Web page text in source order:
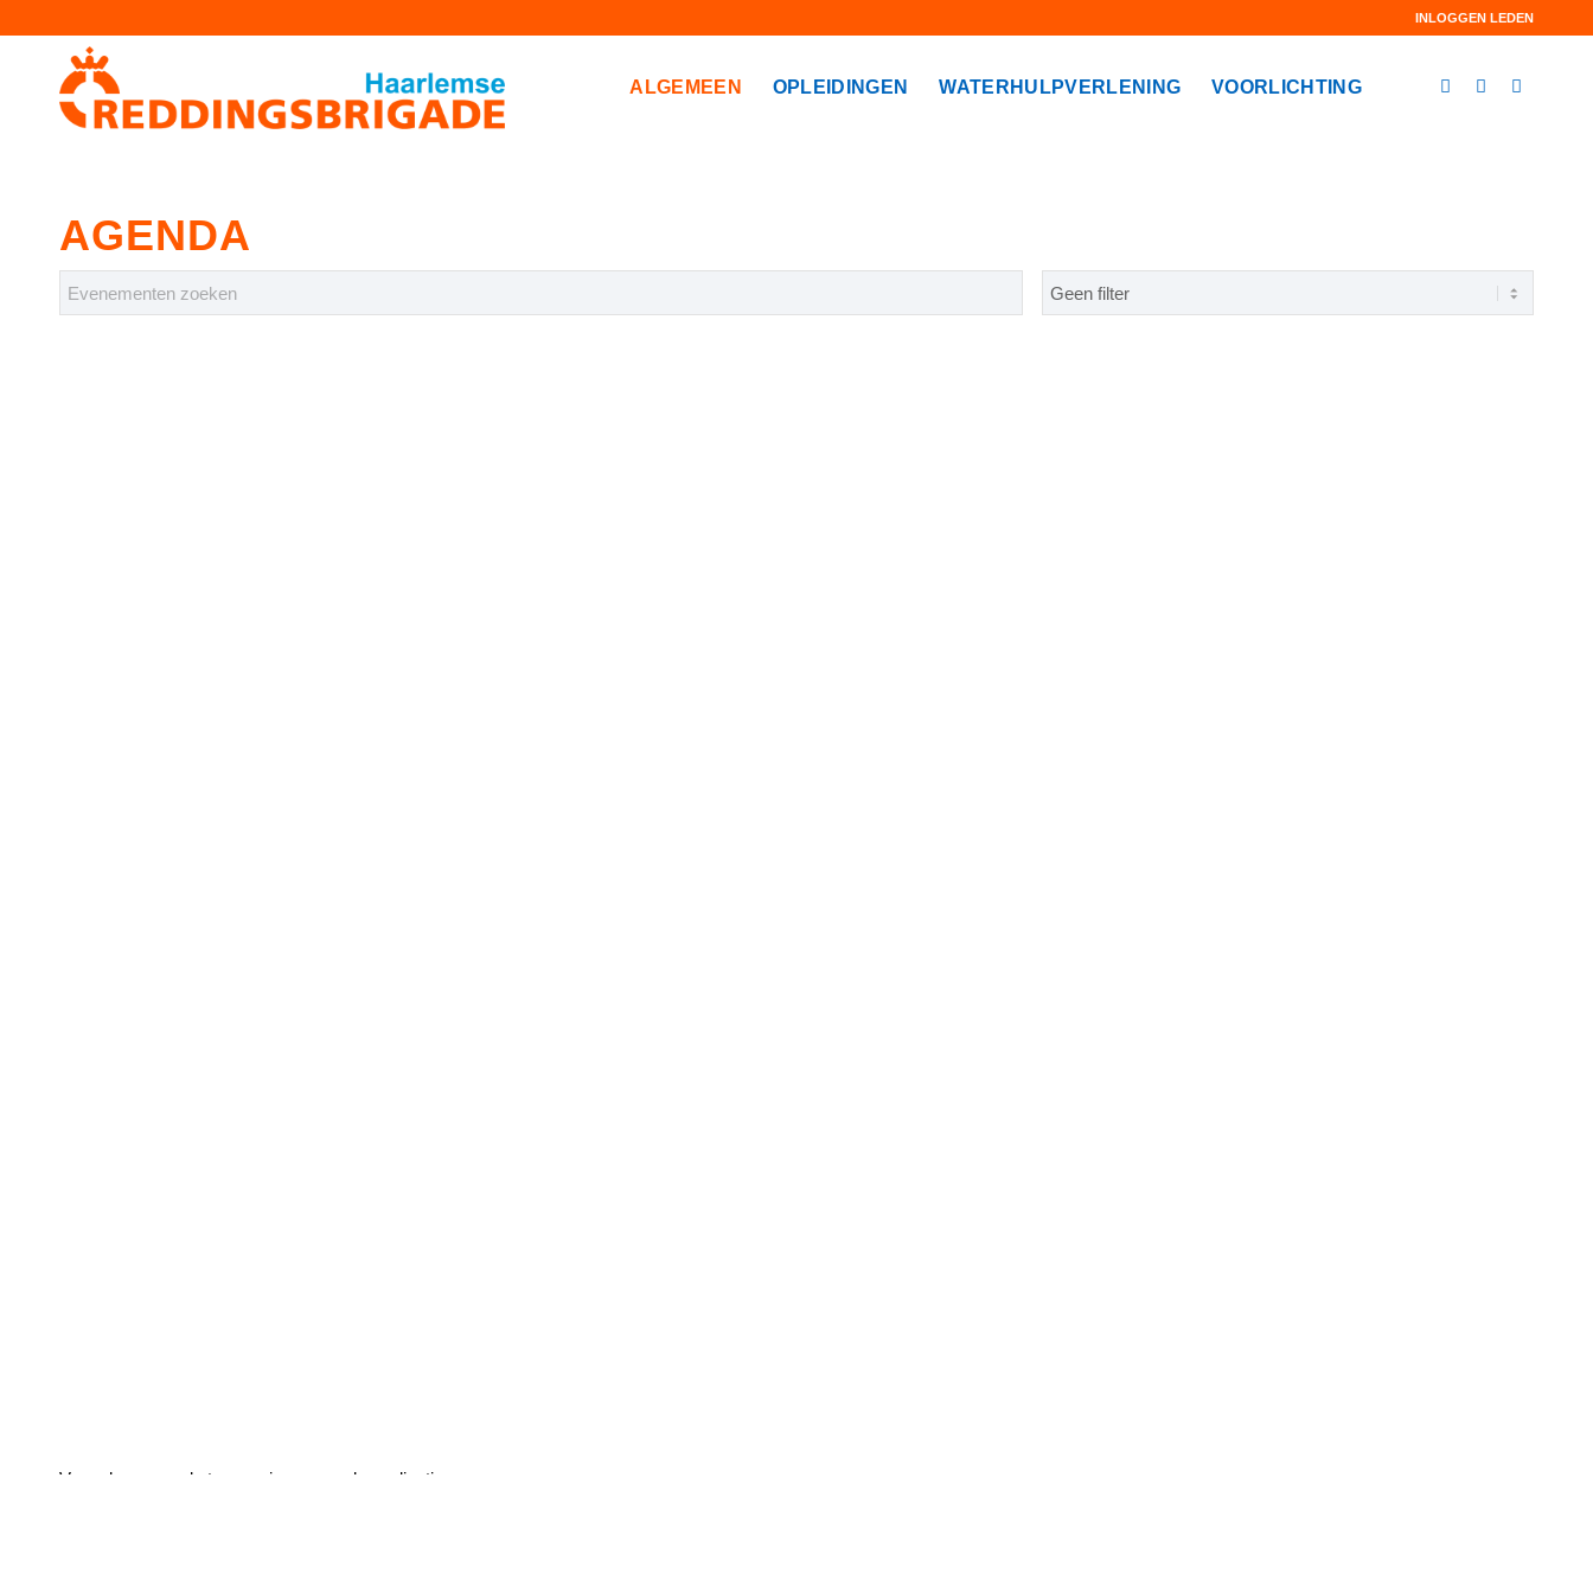
INLOGGEN LEDEN
ALGEMEEN OPLEIDINGEN WATERHULPVERLENING VOORLICHTING
AGENDA
Voeg deze agenda toe aan jouw agenda applicatie: